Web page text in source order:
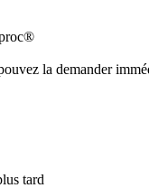
la demander
tard